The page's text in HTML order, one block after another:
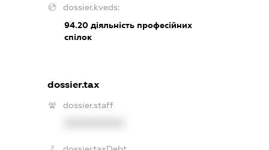
dossier.kveds:
94.20 діяльність професійних
спілок
dossier.tax
dossier.staff